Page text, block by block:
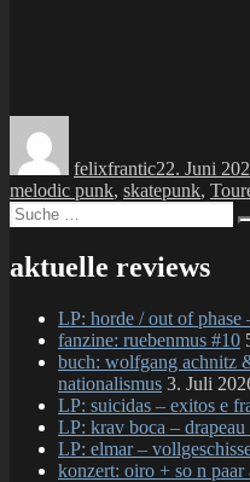
felixfrantic22. Juni
melodic punk, skatepunk,
Suche
nach:
aktuelle reviews
LP: horde / out of phase
fanzine: ruebenmus #10
buch: wolfgang achnitz
nationalismus 3. Juli
LP: suicidas – exitos e
LP: krav boca –
LP: elmar –
konzert: oiro + so n paar